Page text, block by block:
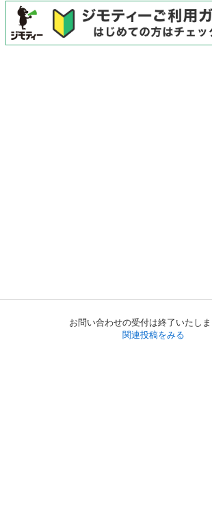
お問い合わせの受付は終了いたしま
関連投稿をみる